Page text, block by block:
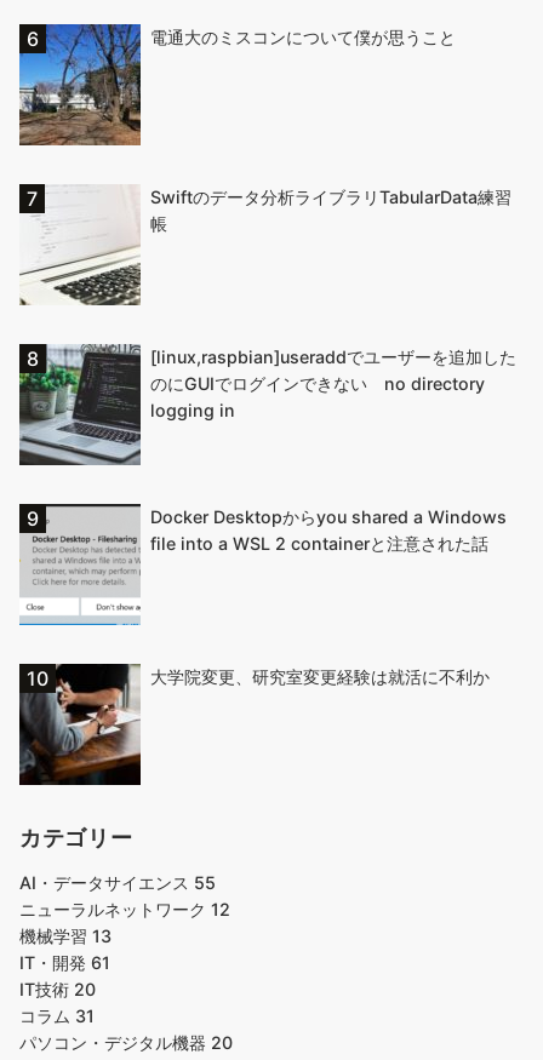
電通大のミスコンについて僕が思うこと
Swiftのデータ分析ライブラリTabularData練習
帳
[linux,raspbian]useraddでユーザーを追加した
のにGUIでログインできない no directory
logging in
Docker Desktopからyou shared a Windows
file into a WSL 2 containerと注意された話
大学院変更、研究室変更経験は就活に不利か
カテゴリー
AI・データサイエンス 55
ニューラルネットワーク 12
機械学習 13
IT・開発 61
IT技術 20
コラム 31
パソコン・デジタル機器 20